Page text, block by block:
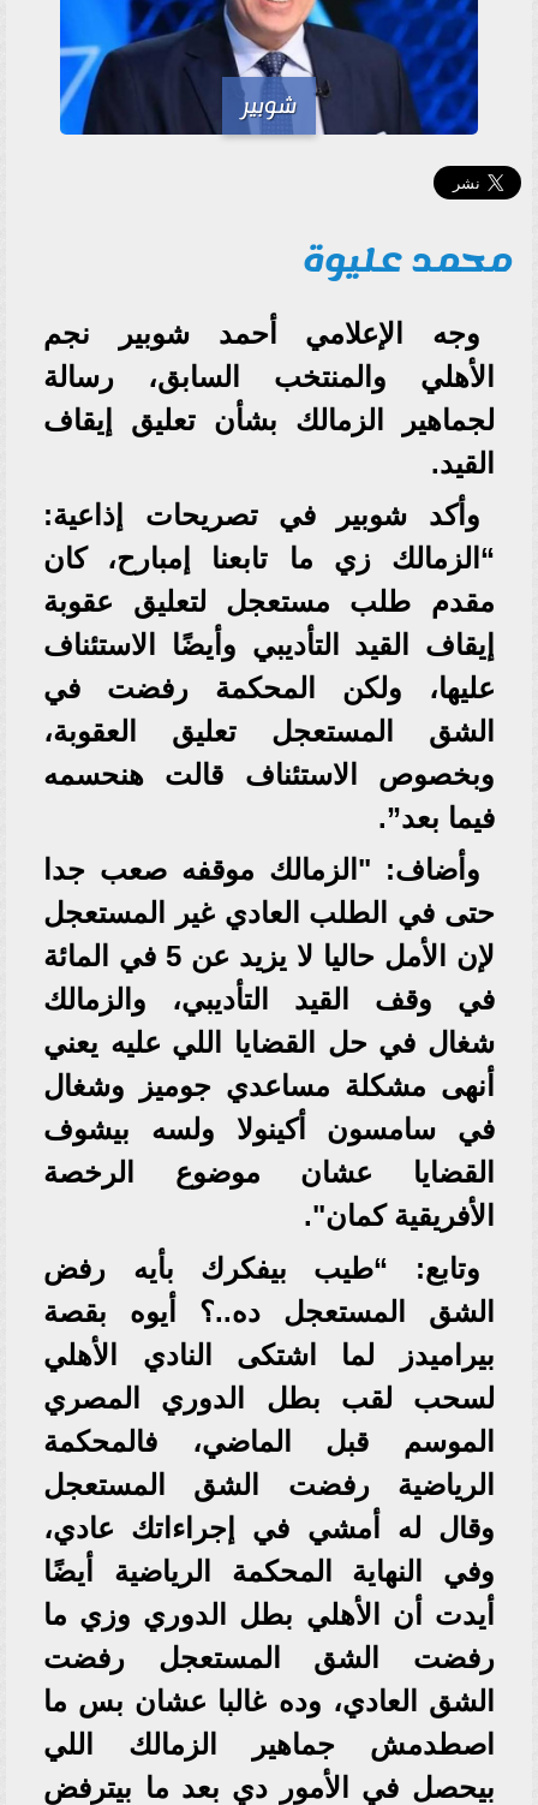
شوبير
محمد عليوة
وجه الإعلامي أحمد شوبير نجم
الأهلي والمنتخب السابق، رسالة
لجماهير الزمالك بشأن تعليق إيقاف
القيد.
وأكد شوبير في تصريحات إذاعية:
“الزمالك زي ما تابعنا إمبارح، كان
مقدم طلب مستعجل لتعليق عقوبة
إيقاف القيد التأديبي وأيضًا الاستئناف
عليها، ولكن المحكمة رفضت في
الشق المستعجل تعليق العقوبة،
وبخصوص الاستئناف قالت هنحسمه
فيما بعد”.
وأضاف: "الزمالك موقفه صعب جدا
حتى في الطلب العادي غير المستعجل
لإن الأمل حاليا لا يزيد عن 5 في المائة
في وقف القيد التأديبي، والزمالك
شغال في حل القضايا اللي عليه يعني
أنهى مشكلة مساعدي جوميز وشغال
في سامسون أكينولا ولسه بيشوف
القضايا عشان موضوع الرخصة
الأفريقية كمان".
وتابع: “طيب بيفكرك بأيه رفض
الشق المستعجل ده..؟ أيوه بقصة
بيراميدز لما اشتكى النادي الأهلي
لسحب لقب بطل الدوري المصري
الموسم قبل الماضي، فالمحكمة
الرياضية رفضت الشق المستعجل
وقال له أمشي في إجراءاتك عادي،
وفي النهاية المحكمة الرياضية أيضًا
أيدت أن الأهلي بطل الدوري وزي ما
رفضت الشق المستعجل رفضت
الشق العادي، وده غالبا عشان بس ما
اصطدمش جماهير الزمالك اللي
بيحصل في الأمور دي بعد ما بيترفض